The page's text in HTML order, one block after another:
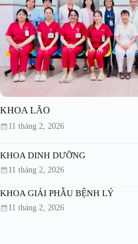
KHOA LÃO
11 tháng 2, 2026
KHOA DINH DƯỠNG
11 tháng 2, 2026
KHOA GIẢI PHẪU BỆNH LÝ
11 tháng 2, 2026